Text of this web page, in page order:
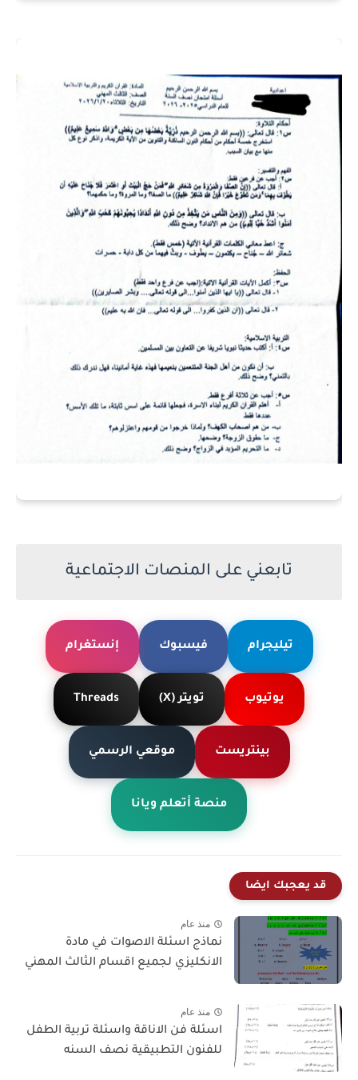
تابعني على المنصات الاجتماعية
تيليجرام فيسبوك إنستغرام
يوتيوب تويتر (X) Threads
بينتريست موقعي الرسمي
منصة أتعلم ويانا
قد يعجبك ايضا
منذ عام
نماذج اسئلة الاصوات في مادة
الانكليزي لجميع اقسام الثالث المهني
منذ عام
اسئلة فن الاناقة واسئلة تربية الطفل
للفنون التطبيقية نصف السنه